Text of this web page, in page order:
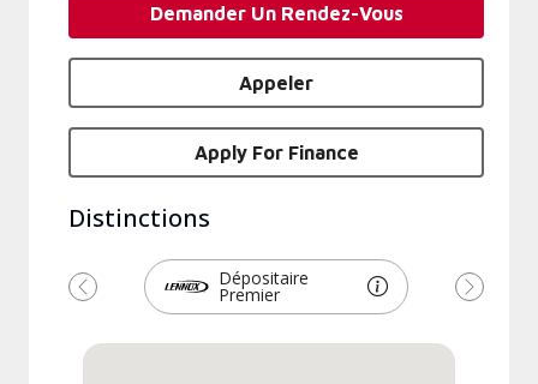
Demander Un Rendez-Vous
Appeler
Apply For Finance
Distinctions
Dépositaire
Premier
Précédent Suivant